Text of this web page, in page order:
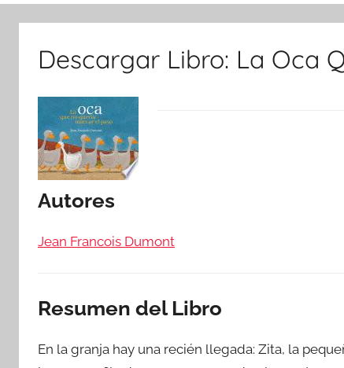
Descargar Libro: La Oca
Autores
Jean Francois Dumont
Resumen del Libro
En la granja hay una recién llegada: Zita, la